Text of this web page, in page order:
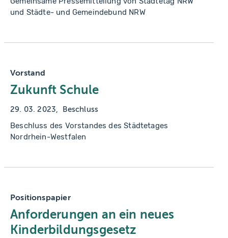
und Städte- und Gemeindebund NRW
Vorstand
Zukunft Schule
29. 03. 2023 Beschluss
Beschluss des Vorstandes des Städtetages
Nordrhein-Westfalen
Positionspapier
Anforderungen an ein neues
Kinderbildungsgesetz